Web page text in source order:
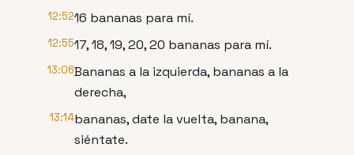
12:5216 bananas para mí.
12:5517, 18, 19, 20, 20 bananas para mí.
13:06Bananas a la izquierda, bananas a la
derecha,
13:14bananas, date la vuelta, banana,
siéntate.